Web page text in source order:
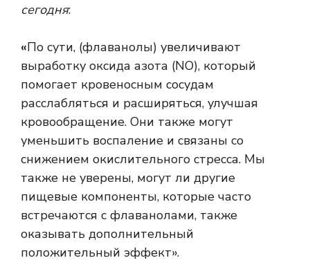
сегодня:
«По сути, (флаванолы) увеличивают
выработку оксида азота (NO), который
помогает кровеносным сосудам
расслабляться и расширяться, улучшая
кровообращение. Они также могут
уменьшить воспаление и связаны со
снижением окислительного стресса. Мы
также не уверены, могут ли другие
пищевые компоненты, которые часто
встречаются с флаванолами, также
оказывать дополнительный
положительный эффект».